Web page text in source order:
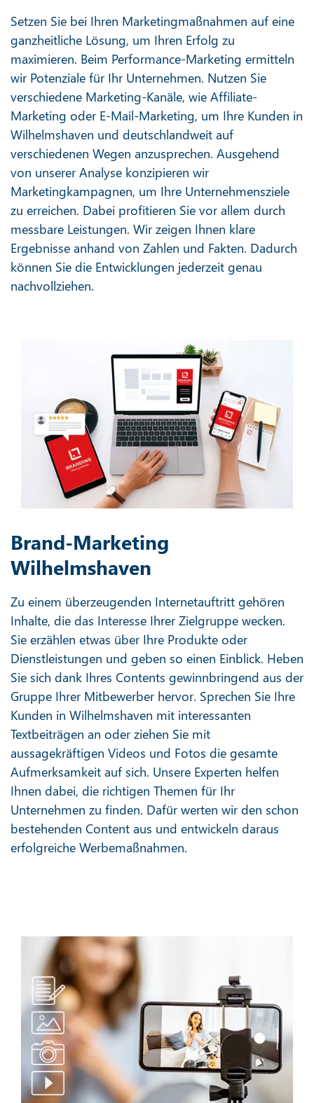
Setzen Sie bei Ihren Marketingmaßnahmen auf eine
ganzheitliche Lösung, um Ihren Erfolg zu
maximieren. Beim Performance-Marketing ermitteln
wir Potenziale für Ihr Unternehmen. Nutzen Sie
verschiedene Marketing-Kanäle, wie Affiliate-
Marketing oder E-Mail-Marketing, um Ihre Kunden in
Wilhelmshaven und deutschlandweit auf
verschiedenen Wegen anzusprechen. Ausgehend
von unserer Analyse konzipieren wir
Marketingkampagnen, um Ihre Unternehmensziele
zu erreichen. Dabei profitieren Sie vor allem durch
messbare Leistungen. Wir zeigen Ihnen klare
Ergebnisse anhand von Zahlen und Fakten. Dadurch
können Sie die Entwicklungen jederzeit genau
nachvollziehen.
Brand-Marketing
Wilhelmshaven
Zu einem überzeugenden Internetauftritt gehören
Inhalte, die das Interesse Ihrer Zielgruppe wecken.
Sie erzählen etwas über Ihre Produkte oder
Dienstleistungen und geben so einen Einblick. Heben
Sie sich dank Ihres Contents gewinnbringend aus der
Gruppe Ihrer Mitbewerber hervor. Sprechen Sie Ihre
Kunden in Wilhelmshaven mit interessanten
Textbeiträgen an oder ziehen Sie mit
aussagekräftigen Videos und Fotos die gesamte
Aufmerksamkeit auf sich. Unsere Experten helfen
Ihnen dabei, die richtigen Themen für Ihr
Unternehmen zu finden. Dafür werten wir den schon
bestehenden Content aus und entwickeln daraus
erfolgreiche Werbemaßnahmen.